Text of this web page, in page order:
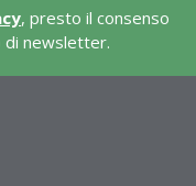
, presto il consenso
di newsletter.